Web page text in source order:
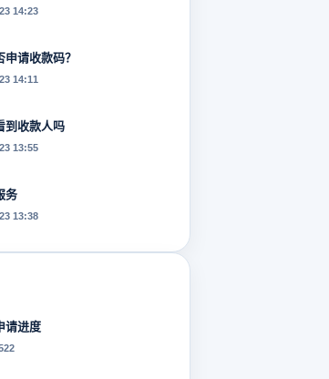
14:23
请收款码？
14:11
到收款人吗
13:55
务
13:38
请进度